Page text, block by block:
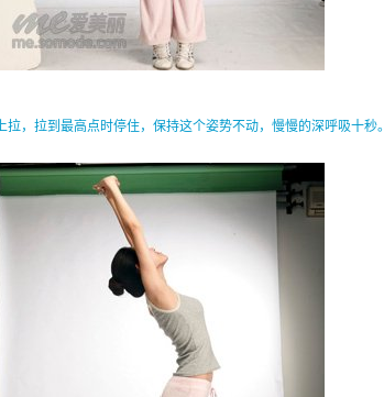
拉到最高点时停住，保持这个姿势不动，慢慢的深呼吸十秒。